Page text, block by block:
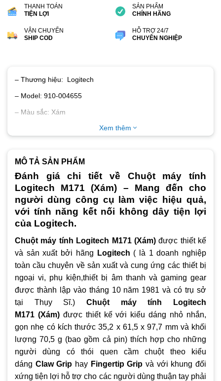
THANH TOÁN
TIỆN LỢI
SẢN PHẨM
CHÍNH HÃNG
VẬN CHUYỂN
SHIP COD
HỖ TRỢ 24/7
CHUYÊN NGHIỆP
– Thương hiệu: Logitech
– Model: 910-004655
– Màu sắc: Xám
– Kích thước Chuột (cao x rộng x dài): 97,7 mm x 61,5 mm x
35,2 mm
– Khối lượng chuột: 70,5 g bao gồm pin
– Đầu thu nano (cao x rộng x dài): 6,6 x 14,4 x 18,7 mm
– Khối lượng đầu thu nano: 2,0 g
– Loại kết nối: 2.4 Ghz không dây
– Phạm vi không dây: 10 m
Xem thêm
MÔ TẢ SẢN PHẨM
Đánh giá chi tiết về Chuột máy tính
Logitech M171 (Xám) – Mang đến cho
người dùng công cụ làm việc hiệu quả,
với tính năng kết nối không dây tiện lợi
của Logitech.
Chuột máy tính Logitech M171 (Xám)được thiết kế
và sản xuất bởi hãng
Logitech ( là 1 doanh nghiệp
toàn cầu chuyên về sản xuất và cung ứng các thiết bị
ngoại vi, phụ kiện,thiết bị âm thanh và gaming gear
được thành lập vào tháng 10 năm 1981 và có trụ sở
tại Thụy Sĩ.) Chuột máy tính Logitech
M171 (Xám)được thiết kế với kiểu dáng nhỏ nhắn,
gọn nhẹ có kích thước 35,2 x 61,5 x 97,7 mm và khối
lượng 70,5 g (bao gồm cả pin) thích hợp cho những
người dùng có thói quen cầm chuột theo kiểu
dáng Claw Grip hay Fingertip Gripvà với khung đối
xứng tiện lợi hỗ trợ cho các người dùng thuận tay phải